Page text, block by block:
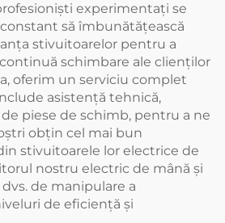
experimentați se
să îmbunătățească
stivuitoarelor pentru a
schimbare ale clienților
oferim un serviciu complet
asistență tehnică,
piese de schimb, pentru a ne
obțin cel mai bun
stivuitoarele lor electrice de
nostru electric de mână și
de manipulare a
de eficiență și